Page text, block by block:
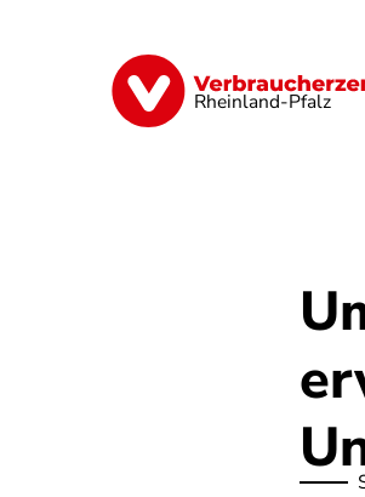
Rheinland-Pfalz
Digitales Finanzen &